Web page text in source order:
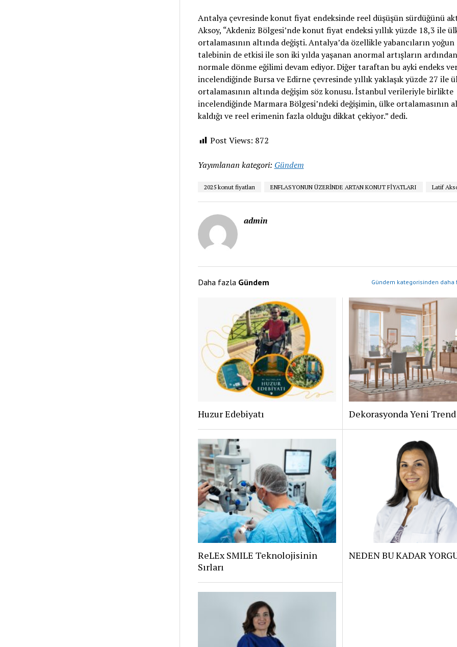
Antalya çevresinde konut fiyat endeksinde reel düşüşün sürdüğünü
Aksoy, “Akdeniz Bölgesi’nde konut fiyat endeksi yıllık yüzde 18,3 ile
ortalamasının altında değişti. Antalya’da özellikle yabancıların yoğun
talebinin de etkisi ile son iki yılda yaşanan anormal artışların ardından
normale dönme eğilimi devam ediyor. Diğer taraftan bu ayki endeks
incelendiğinde Bursa ve Edirne çevresinde yıllık yaklaşık yüzde 27 ile
ortalamasının altında değişim söz konusu. İstanbul verileriyle birlikte
incelendiğinde Marmara Bölgesi’ndeki değişimin, ülke ortalamasının
kaldığı ve reel erimenin fazla olduğu dikkat çekiyor.” dedi.
Post Views: 872
Yayımlanan kategori: Gündem
2025 konut fiyatları ENFLASYONUN ÜZERİNDE ARTAN KONUT FİYATLARI Latif
admin
Daha fazla Gündem Gündem kategorisinden daha
Huzur Edebiyatı Dekorasyonda Yeni Trend
ReLEx SMILE Teknolojisinin
Sırları
NEDEN BU KADAR